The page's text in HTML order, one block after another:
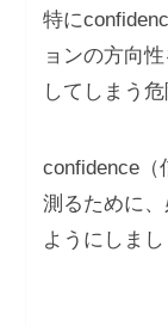
特に
ョンの方向
してしまう危
confidence（
測るために
ようにしまし